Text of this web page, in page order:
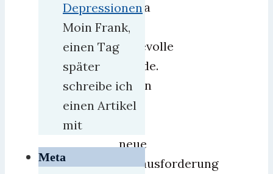
Paula
in
liebevolle
Hände.
Wenn
Sie
neue
Herausforderung
Depressionen
Moin Frank,
einen Tag
später
schreibe ich
einen Artikel
mit
Meta